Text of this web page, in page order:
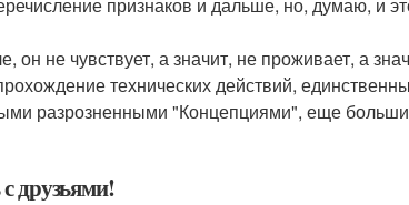
он не чувствует, а значит, не проживает, а
технических действий,
разрозненными "Концепциями", еще
друзьями!